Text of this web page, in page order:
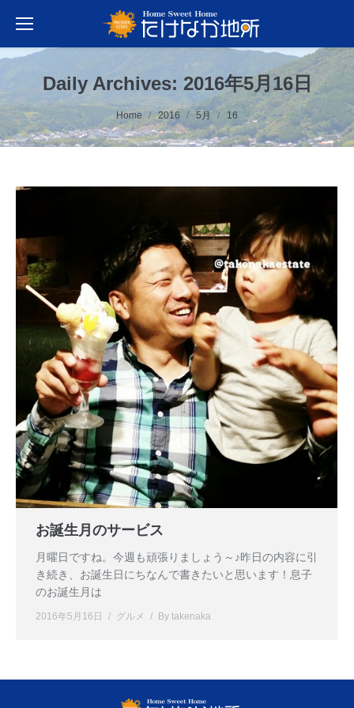
Daily Archives: 2016年5月16日
You are here: Home 2016 5月 16
お誕生月のサービス
月曜日ですね。今週も頑張りましょう～♪昨日の内容に引
き続き、お誕生日にちなんで書きたいと思います！息子
のお誕生月は
2016年5月16日 グルメ By takenaka